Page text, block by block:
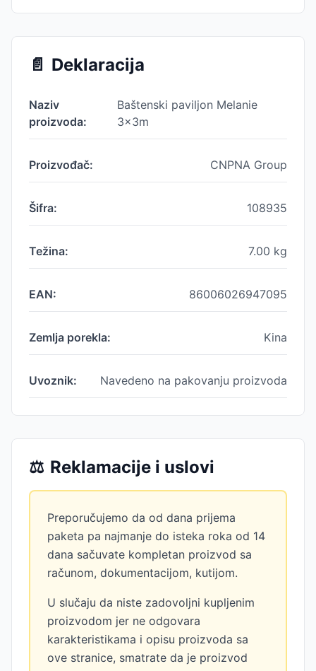
📄 Deklaracija
Naziv
proizvoda:
Baštenski paviljon Melanie
3x3m
Proizvođač: CNPNA Group
Šifra: 108935
Težina: 7.00 kg
EAN: 86006026947095
Zemlja porekla: Kina
Uvoznik: Navedeno na pakovanju proizvoda
⚖️ Reklamacije i uslovi
Preporučujemo da od dana prijema
paketa pa najmanje do isteka roka od 14
dana sačuvate kompletan proizvod sa
računom, dokumentacijom, kutijom.
U slučaju da niste zadovoljni kupljenim
proizvodom jer ne odgovara
karakteristikama i opisu proizvoda sa
ove stranice, smatrate da je proizvod